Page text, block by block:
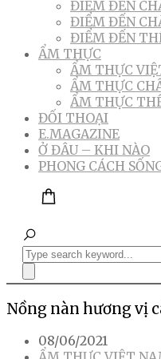
ĐIỂM ĐẾN
ĐIỂM ĐẾN
ĐIỂM ĐẾN
ẨM THỰC
ẨM THỰC
ẨM THỰC
ẨM THỰC
ĐỐI THOẠI
E.MAGAZINE
Ở ĐÂU – KHI NÀO
PHONG CÁCH
Nồng nàn hương vị
08/06/2021